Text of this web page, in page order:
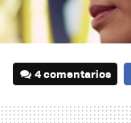
4 comentarios